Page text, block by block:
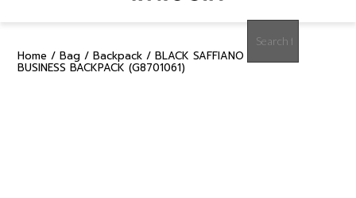
search
Home / Bag / Backpack / BLACK SAFFIANO PU 1 SLIM
BUSINESS BACKPACK (G8701061)